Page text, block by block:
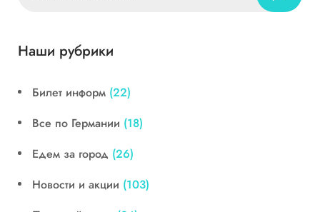
Наши рубрики
Билет информ (22)
Все по Германии (18)
Едем за город (26)
Новости и акции (103)